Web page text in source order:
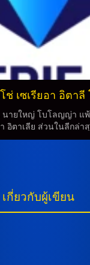
าเลซ ได้ชนะ 3 นัดและ
นใจในการทำนายผลก
ำนายผลการแข่งขันระ
ช่ เซเรียอา อิตา
นายใหญ่ โบโลญญ่า แ
อิตาเลีย ส่วนในลีกล่า
อร์ เฮกเกม กองหลังติ
วจริงอีกครั้ง แนวรุกปรั
ว์ และ ไธส์ ดาลลิงก้า
เกี่ยวกับผู้เขียน